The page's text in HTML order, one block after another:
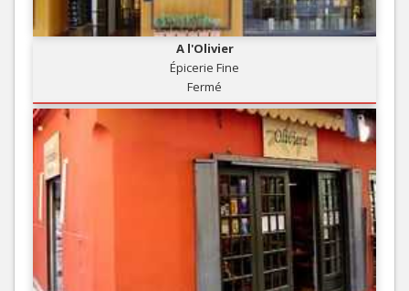
A l'Olivier
Épicerie Fine
Fermé